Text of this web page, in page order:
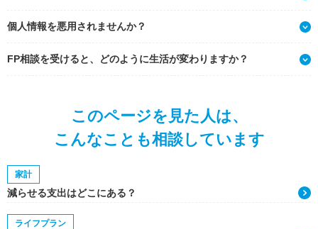
個人情報を悪用されませんか？
FP相談を受けると、どのように生活が変わりますか？
このページを見た人は、
こんなことも相談しています
家計
減らせる支出はどこにある？
ライフプラン